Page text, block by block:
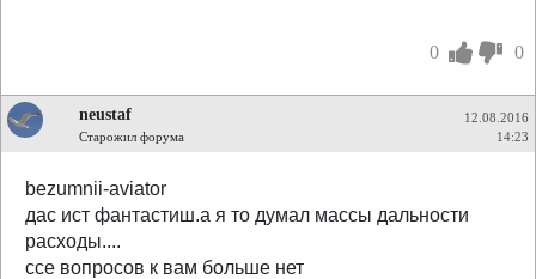
0 0
neustaf
Старожил форума
12.08.2016
14:23
bezumnii-aviator
дас ист фантастиш.а я то думал массы дальности
расходы....
ссе вопросов к вам больше нет